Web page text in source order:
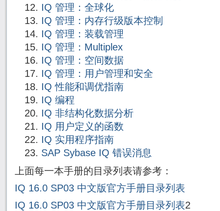
IQ 管理：全球化
IQ 管理：内存行级版本控制
IQ 管理：装载管理
IQ 管理：Multiplex
IQ 管理：空间数据
IQ 管理：用户管理和安全
IQ 性能和调优指南
IQ 编程
IQ 非结构化数据分析
IQ 用户定义的函数
IQ 实用程序指南
SAP Sybase IQ 错误消息
上面每一本手册的目录列表请参考：
IQ 16.0 SP03 中文版官方手册目录列表
IQ 16.0 SP03 中文版官方手册目录列表2